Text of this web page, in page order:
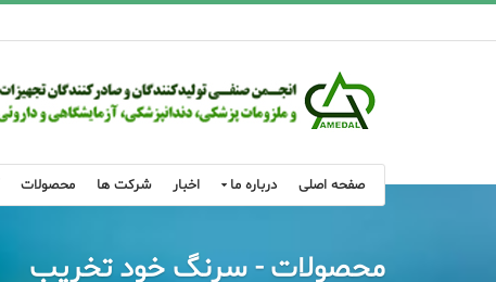
صفحه اصلی درباره ما اخبار شرکت ها محصولات
محصولات - سرنگ خود تخریب